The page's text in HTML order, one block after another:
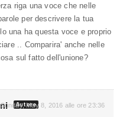
riga una voce che nelle
per descrivere la tua
una ha questa voce e proprio
.. Comparira' anche nelle
sul fatto dell'unione?
Autore
Sunday, May 8, 2016 alle ore 23:36